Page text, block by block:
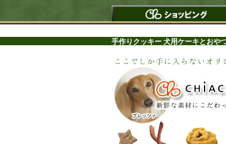
手作りクッキー 犬用ケーキとおや